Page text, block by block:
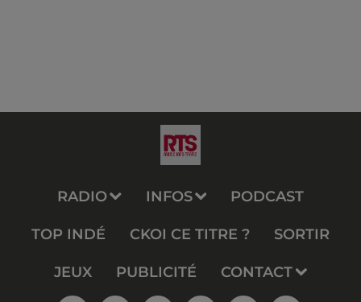
RADIO INFOS PODCAST
TOP INDÉ CKOI CE TITRE ? SORTIR
JEUX PUBLICITÉ CONTACT